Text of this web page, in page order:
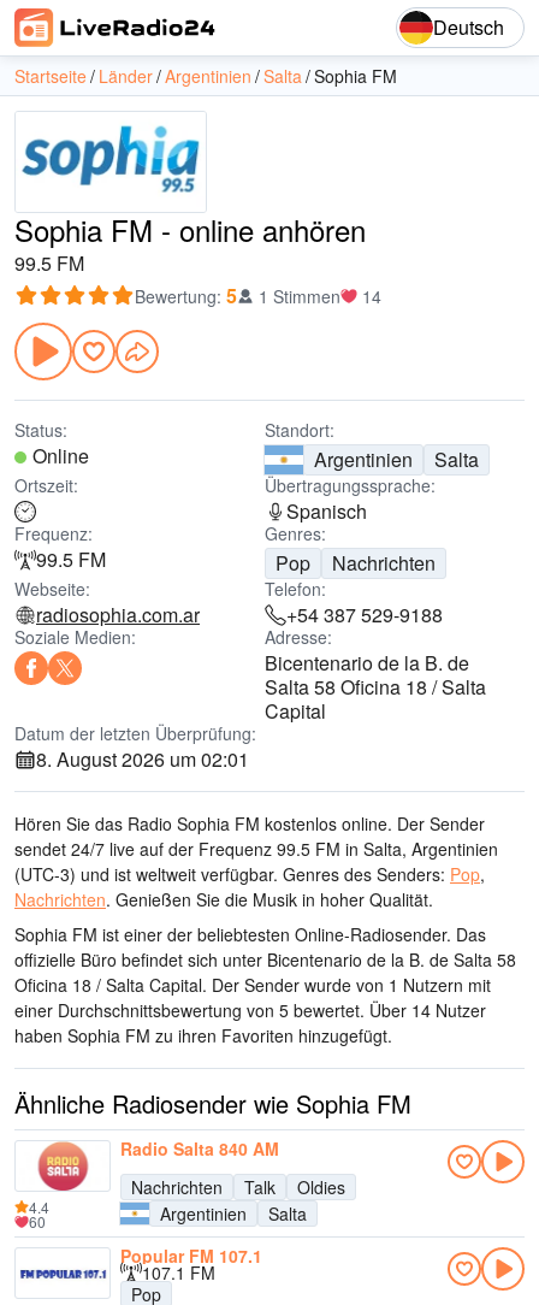
Deutsch
Startseite Länder Argentinien Salta Sophia FM
Sophia FM - online anhören
99.5 FM
Bewertung: 5 1 Stimmen 14
Status:
Online
Standort:
Argentinien Salta
Ortszeit: Übertragungssprache:
Spanisch
Frequenz:
99.5 FM
Genres:
Pop Nachrichten
Webseite:
radiosophia.com.ar
Telefon:
+54 387 529-9188
Soziale Medien: Adresse:
Bicentenario de la B. de
Salta 58 Oficina 18 / Salta
Capital
Datum der letzten Überprüfung:
8. August 2026 um 02:01
Hören Sie das Radio Sophia FM kostenlos online. Der Sender
sendet 24/7 live auf der Frequenz 99.5 FM in Salta, Argentinien
(UTC-3) und ist weltweit verfügbar. Genres des Senders: Pop,
Nachrichten. Genießen Sie die Musik in hoher Qualität.
Sophia FM ist einer der beliebtesten Online-Radiosender. Das
offizielle Büro befindet sich unter Bicentenario de la B. de Salta 58
Oficina 18 / Salta Capital. Der Sender wurde von 1 Nutzern mit
einer Durchschnittsbewertung von 5 bewertet. Über 14 Nutzer
haben Sophia FM zu ihren Favoriten hinzugefügt.
Ähnliche Radiosender wie Sophia FM
Radio Salta 840 AM
Nachrichten
Talk
Oldies
Argentinien
Salta
4.4
60
Popular FM 107.1
107.1 FM
Pop